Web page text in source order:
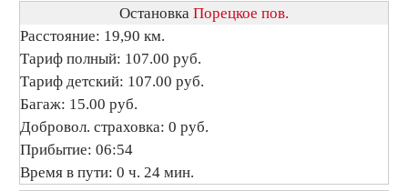
Остановка Порецкое пов.
Расстояние: 19,90 км.
Тариф полный: 107.00 руб.
Тариф детский: 107.00 руб.
Багаж: 15.00 руб.
Добровол. страховка: 0 руб.
Прибытие: 06:54
Время в пути: 0 ч. 24 мин.